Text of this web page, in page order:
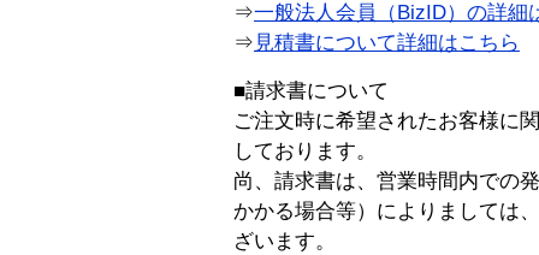
⇒一般法人会員（BizID）の詳細
⇒ 見積書について詳細はこちら
■請求書について
ご注文時に希望されたお客様に
しております。
尚、請求書は、営業時間内での
かかる場合等）によりましては
ざいます。